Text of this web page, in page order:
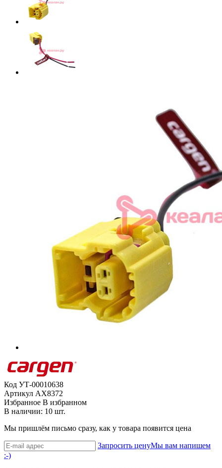
Код УТ-00010638
Артикул AX8372
Избранное В избранном
В наличии: 10 шт.
Мы пришлём письмо сразу, как у товара появится цена
Запросить ценуМы вам напишем
:-)